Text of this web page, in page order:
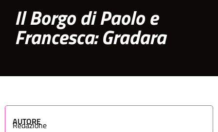
Il Borgo di Paolo e
Francesca: Gradara
AUTORE
Redazione